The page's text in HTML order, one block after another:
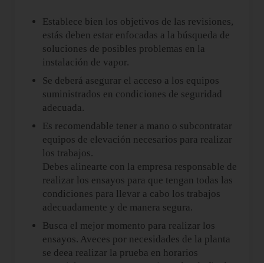
Establece bien los objetivos de las revisiones,
estás deben estar enfocadas a la búsqueda de
soluciones de posibles problemas en la
instalación de vapor.
Se deberá asegurar el acceso a los equipos
suministrados en condiciones de seguridad
adecuada.
Es recomendable tener a mano o subcontratar
equipos de elevación necesarios para realizar
los trabajos.
Debes alinearte con la empresa responsable de
realizar los ensayos para que tengan todas las
condiciones para llevar a cabo los trabajos
adecuadamente y de manera segura.
Busca el mejor momento para realizar los
ensayos. Aveces por necesidades de la planta
se deea realizar la prueba en horarios